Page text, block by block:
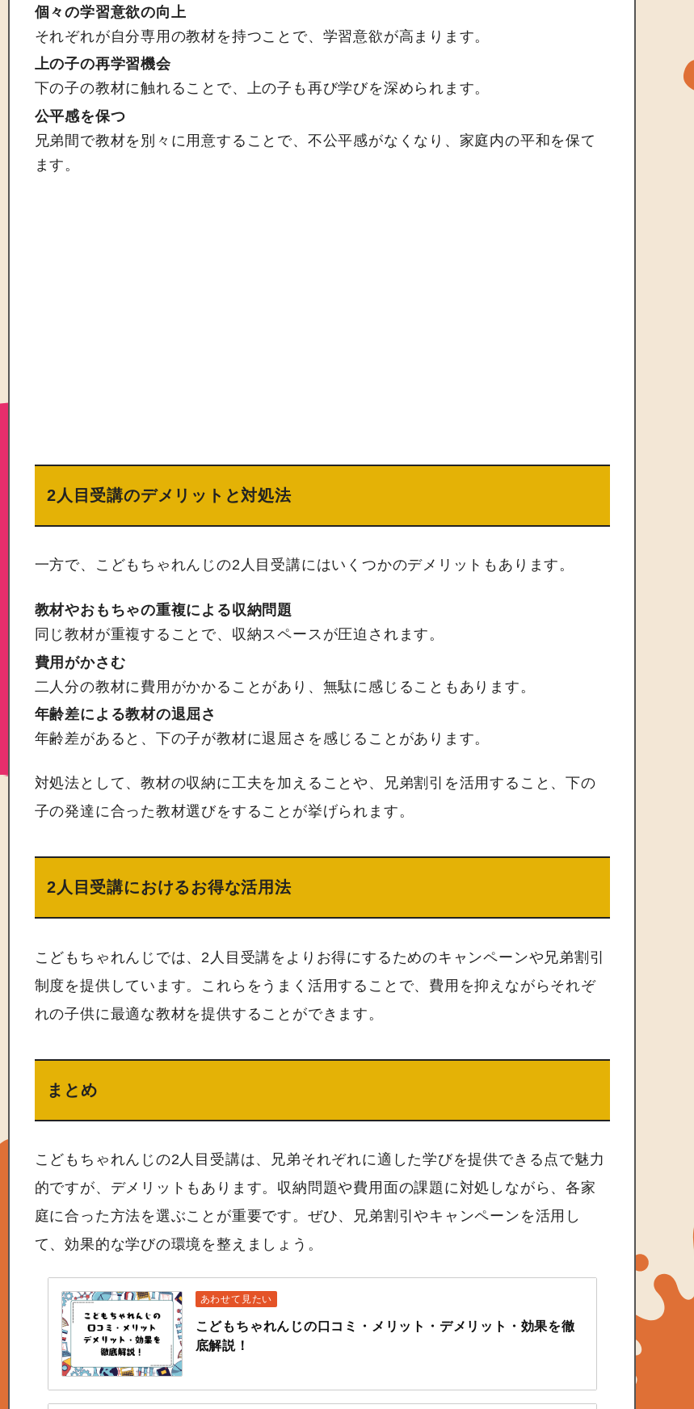
個々の学習意欲の向上
それぞれが自分専用の教材を持つことで、学習意欲が高まります。
上の子の再学習機会
下の子の教材に触れることで、上の子も再び学びを深められます。
公平感を保つ
兄弟間で教材を別々に用意することで、不公平感がなくなり、家庭内の平和を保て
ます。
2人目受講のデメリットと対処法
一方で、こどもちゃれんじの2人目受講にはいくつかのデメリットもあります。
教材やおもちゃの重複による収納問題
同じ教材が重複することで、収納スペースが圧迫されます。
費用がかさむ
二人分の教材に費用がかかることがあり、無駄に感じることもあります。
年齢差による教材の退屈さ
年齢差があると、下の子が教材に退屈さを感じることがあります。
対処法として、教材の収納に工夫を加えることや、兄弟割引を活用すること、下の
子の発達に合った教材選びをすることが挙げられます。
2人目受講におけるお得な活用法
こどもちゃれんじでは、2人目受講をよりお得にするためのキャンペーンや兄弟割引
制度を提供しています。これらをうまく活用することで、費用を抑えながらそれぞ
れの子供に最適な教材を提供することができます。
まとめ
こどもちゃれんじの2人目受講は、兄弟それぞれに適した学びを提供できる点で魅力
的ですが、デメリットもあります。収納問題や費用面の課題に対処しながら、各家
庭に合った方法を選ぶことが重要です。ぜひ、兄弟割引やキャンペーンを活用し
て、効果的な学びの環境を整えましょう。
こどもちゃれんじの口コミ・メリット・デメリット・効果を徹
底解説！